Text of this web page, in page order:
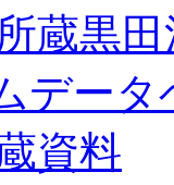
蔵黒
データ
資料